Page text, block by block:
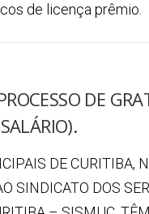
de licença prêmio.
DE
DE CURITIBA,
SINDICATO DOS